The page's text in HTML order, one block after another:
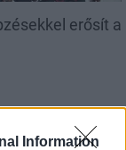
Information
erősít a